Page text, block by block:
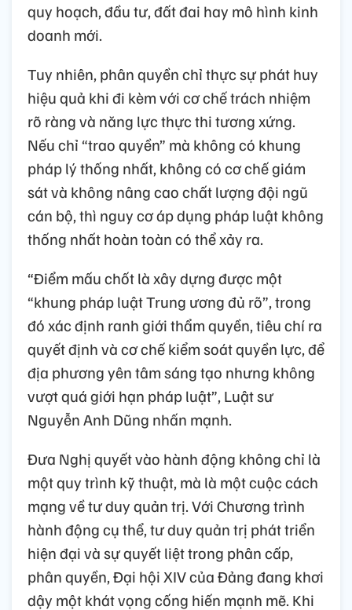
quy hoạch, đầu tư, đất đai hay mô hình kinh
doanh mới.
Tuy nhiên, phân quyền chỉ thực sự phát huy
hiệu quả khi đi kèm với cơ chế trách nhiệm
rõ ràng và năng lực thực thi tương xứng.
Nếu chỉ “trao quyền” mà không có khung
pháp lý thống nhất, không có cơ chế giám
sát và không nâng cao chất lượng đội ngũ
cán bộ, thì nguy cơ áp dụng pháp luật không
thống nhất hoàn toàn có thể xảy ra.
“Điểm mấu chốt là xây dựng được một
“khung pháp luật Trung ương đủ rõ”, trong
đó xác định ranh giới thẩm quyền, tiêu chí ra
quyết định và cơ chế kiểm soát quyền lực, để
địa phương yên tâm sáng tạo nhưng không
vượt quá giới hạn pháp luật”, Luật sư
Nguyễn Anh Dũng nhấn mạnh.
Đưa Nghị quyết vào hành động không chỉ là
một quy trình kỹ thuật, mà là một cuộc cách
mạng về tư duy quản trị. Với Chương trình
hành động cụ thể, tư duy quản trị phát triển
hiện đại và sự quyết liệt trong phân cấp,
phân quyền, Đại hội XIV của Đảng đang khơi
dậy một khát vọng cống hiến mạnh mẽ. Khi